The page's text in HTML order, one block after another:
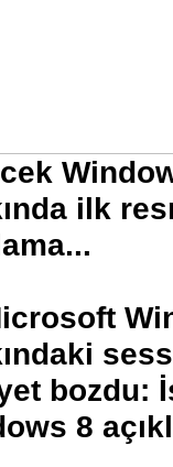
ilk
bozdu:
8